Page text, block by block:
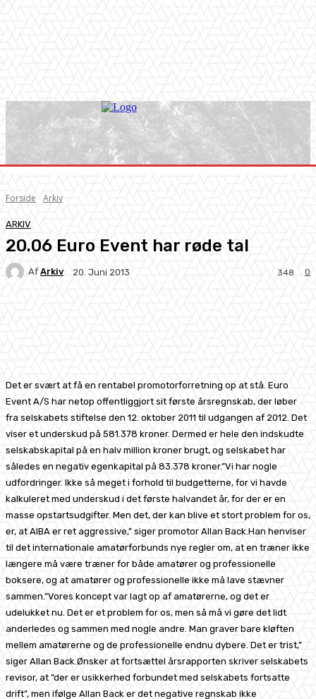
Forside Arkiv
ARKIV
20.06 Euro Event har røde tal
Af Arkiv 20. Juni 2013 0
348
Det er svært at få en rentabel promotorforretning op at stå. Euro
Event A/S har netop offentliggjort sit første årsregnskab, der løber
fra selskabets stiftelse den 12. oktober 2011 til udgangen af 2012. Det
viser et underskud på 581.378 kroner. Dermed er hele den indskudte
selskabskapital på en halv million kroner brugt, og selskabet har
således en negativ egenkapital på 83.378 kroner.”Vi har nogle
udfordringer. Ikke så meget i forhold til budgetterne, for vi havde
kalkuleret med underskud i det første halvandet år, for der er en
masse opstartsudgifter. Men det, der kan blive et stort problem for os,
er, at AIBA er ret aggressive,” siger promotor Allan Back.Han henviser
til det internationale amatørforbunds nye regler om, at en træner ikke
længere må være træner for både amatører og professionelle
boksere, og at amatører og professionelle ikke må lave stævner
sammen.”Vores koncept var lagt op af amatørerne, og det er
udelukket nu. Det er et problem for os, men så må vi gøre det lidt
anderledes og sammen med nogle andre. Man graver bare kløften
mellem amatørerne og de professionelle endnu dybere. Det er trist,”
siger Allan Back.Ønsker at fortsætteI årsrapporten skriver selskabets
revisor, at ”der er usikkerhed forbundet med selskabets fortsatte
drift”, men ifølge Allan Back er det negative regnskab ikke